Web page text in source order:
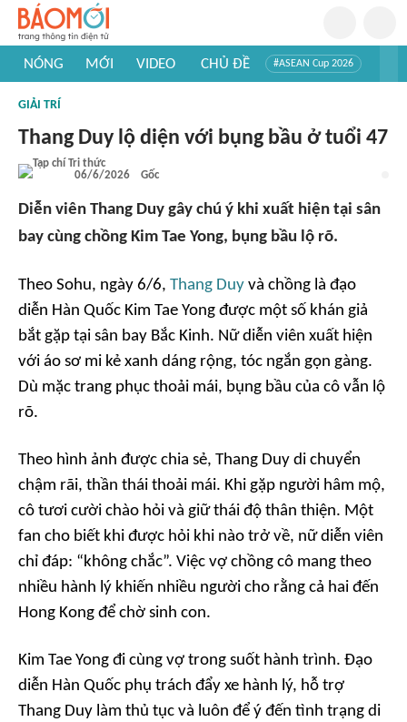
NÓNG MỚI VIDEO CHỦ ĐỀ #ASEAN Cup 2026
#Khám phá Việt Nam
GIẢI TRÍ
Thang Duy lộ diện với bụng bầu ở tuổi 47
06/6/2026 Gốc
Diễn viên Thang Duy gây chú ý khi xuất hiện tại sân
bay cùng chồng Kim Tae Yong, bụng bầu lộ rõ.
Theo Sohu, ngày 6/6, Thang Duy và chồng là đạo
diễn Hàn Quốc Kim Tae Yong được một số khán giả
bắt gặp tại sân bay Bắc Kinh. Nữ diễn viên xuất hiện
với áo sơ mi kẻ xanh dáng rộng, tóc ngắn gọn gàng.
Dù mặc trang phục thoải mái, bụng bầu của cô vẫn lộ
rõ.
Theo hình ảnh được chia sẻ, Thang Duy di chuyển
chậm rãi, thần thái thoải mái. Khi gặp người hâm mộ,
cô tươi cười chào hỏi và giữ thái độ thân thiện. Một
fan cho biết khi được hỏi khi nào trở về, nữ diễn viên
chỉ đáp: “không chắc”. Việc vợ chồng cô mang theo
nhiều hành lý khiến nhiều người cho rằng cả hai đến
Hong Kong để chờ sinh con.
Kim Tae Yong đi cùng vợ trong suốt hành trình. Đạo
diễn Hàn Quốc phụ trách đẩy xe hành lý, hỗ trợ
Thang Duy làm thủ tục và luôn để ý đến tình trạng di